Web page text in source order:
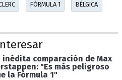
FÓRMULA 1 BÉLGICA
inédita comparación de Max
"Es más peligroso
la Fórmula 1"